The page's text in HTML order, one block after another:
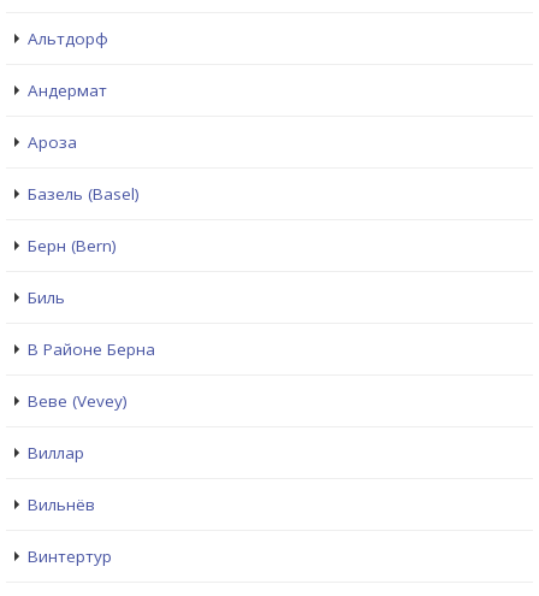
Альтдорф
Андермат
Ароза
Базель (Basel)
Берн (Bern)
Биль
В Районе Берна
Веве (Vevey)
Виллар
Вильнёв
Винтертур